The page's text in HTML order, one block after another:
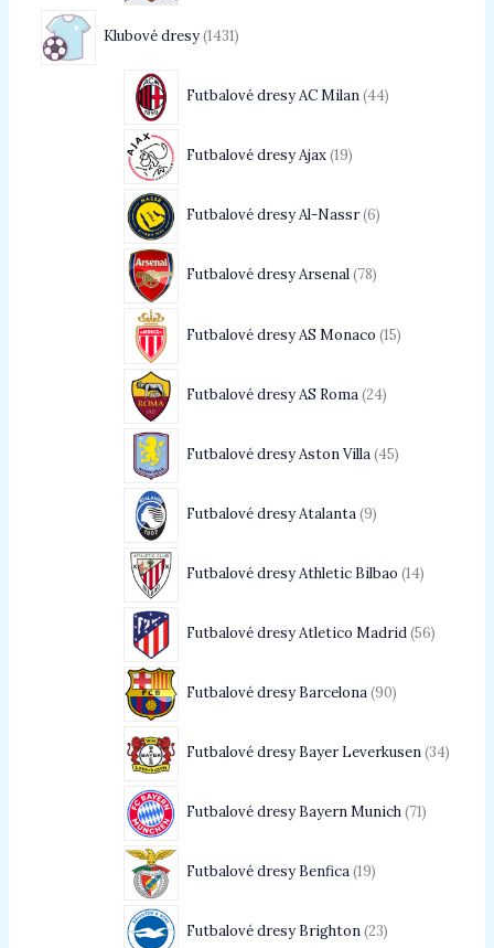
Klubové dresy 1431
Futbalové dresy AC Milan 44
Futbalové dresy Ajax 19
Futbalové dresy Al-Nassr 6
Futbalové dresy Arsenal 78
Futbalové dresy AS Monaco 15
Futbalové dresy AS Roma 24
Futbalové dresy Aston Villa 45
Futbalové dresy Atalanta 9
Futbalové dresy Athletic Bilbao 14
Futbalové dresy Atletico Madrid 56
Futbalové dresy Barcelona 90
Futbalové dresy Bayer Leverkusen 34
Futbalové dresy Bayern Munich 71
Futbalové dresy Benfica 19
Futbalové dresy Brighton 23